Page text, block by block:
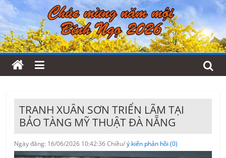
TRANH XUÂN SƠN TRIỂN LÃM TẠI
BẢO TÀNG MỸ THUẬT ĐÀ NẴNG
Ngày đăng: 16/06/2026 10:42:36 Chiều/ý kiến phản hồi (0)